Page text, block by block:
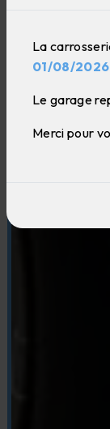
La
01/08/
Le garage
Merci pour